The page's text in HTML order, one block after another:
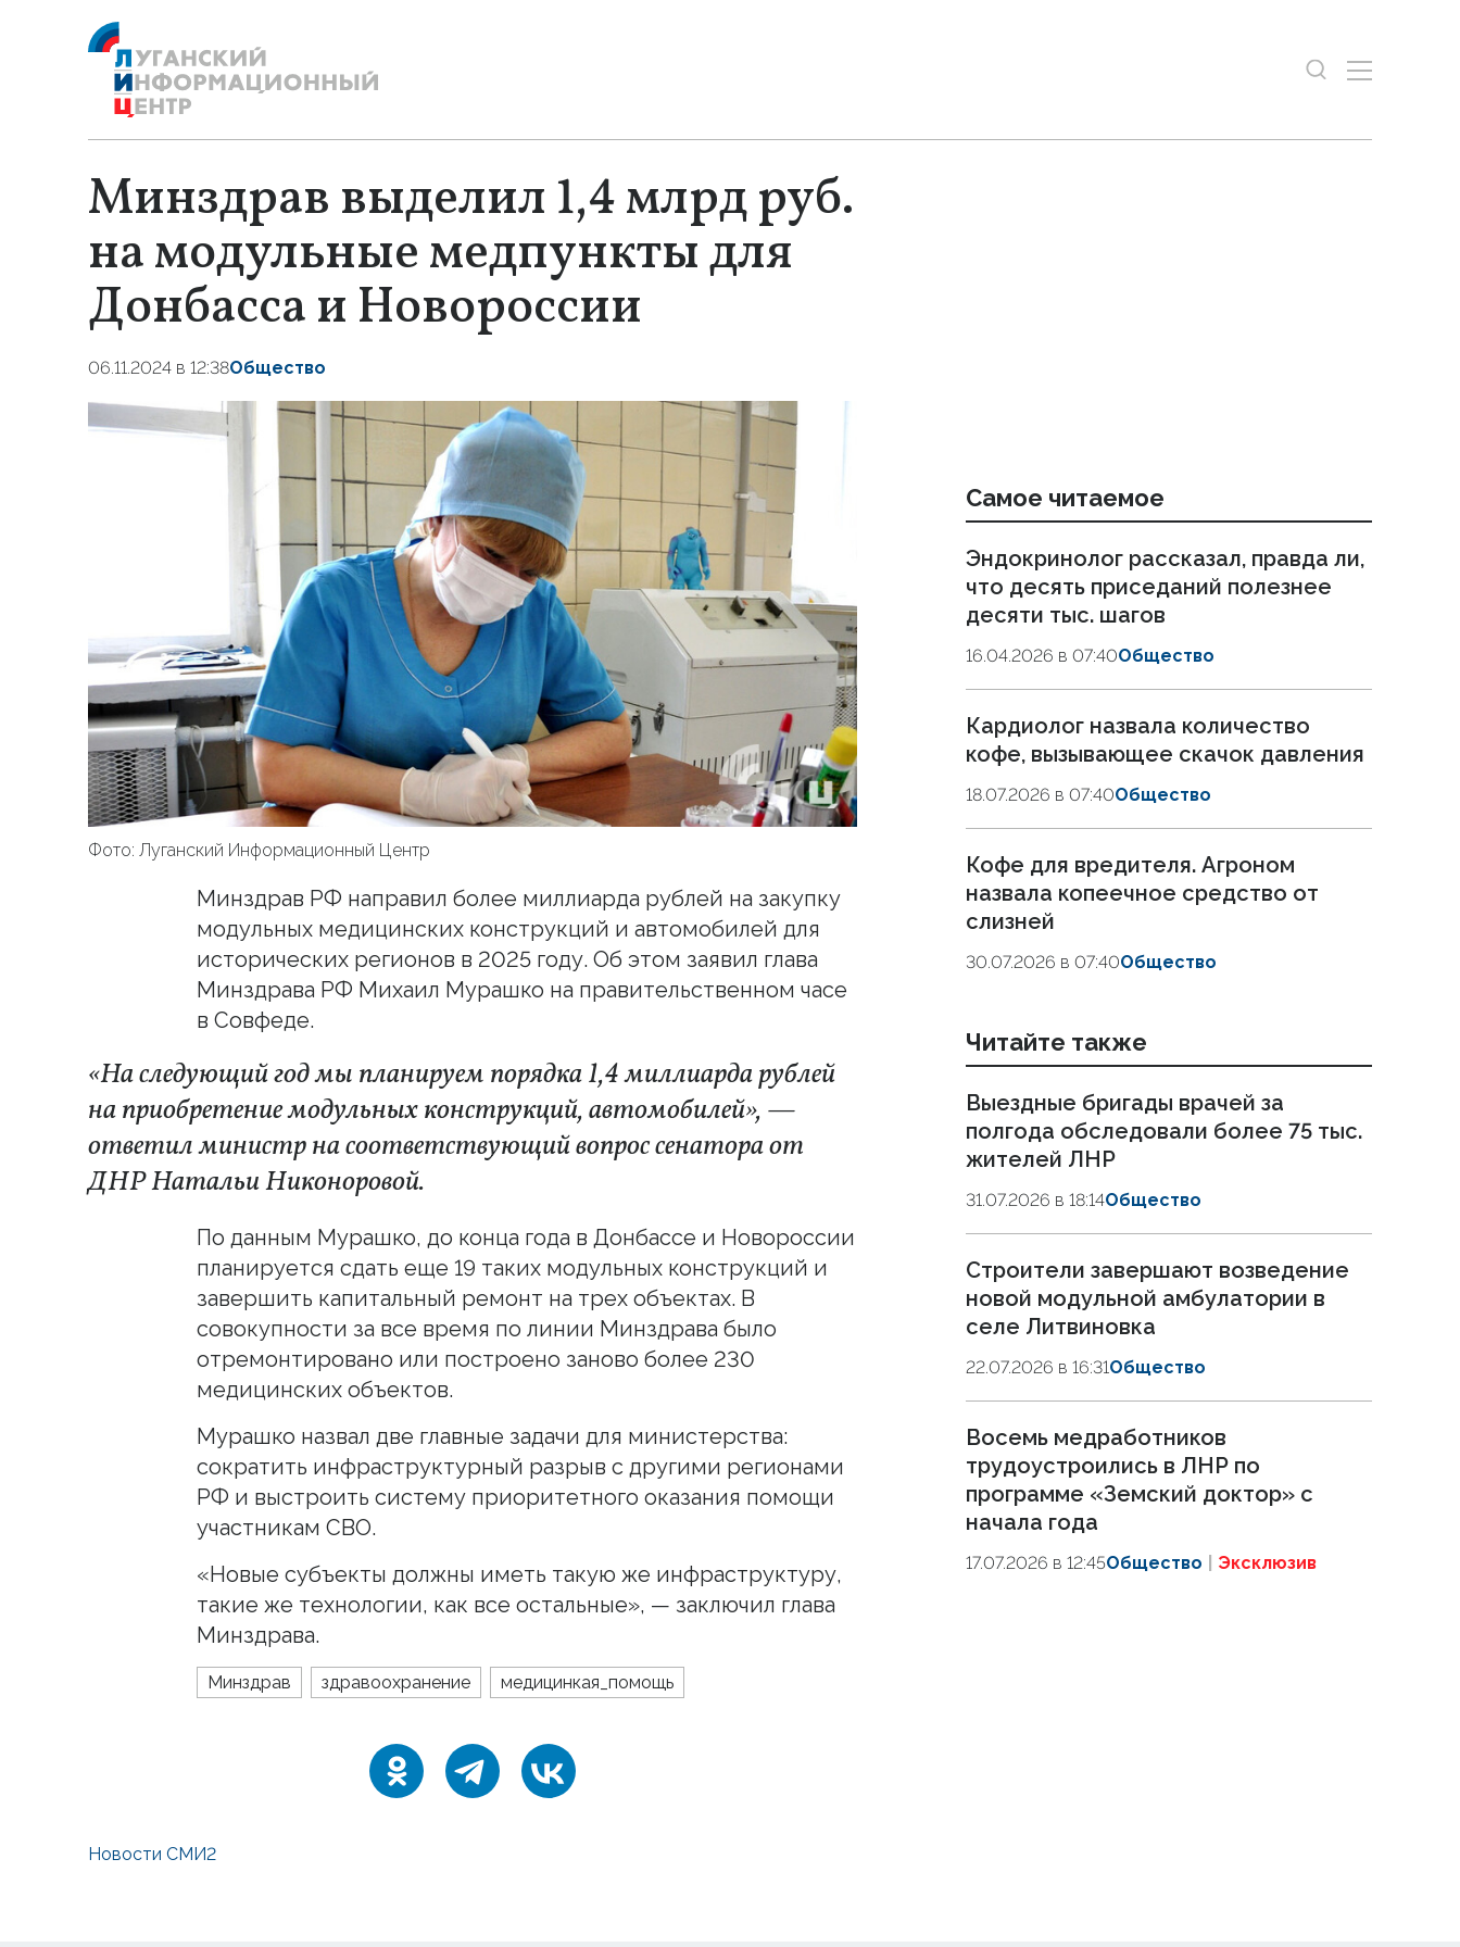
Минздрав выделил 1,4 млрд руб.
на модульные медпункты для
Донбасса и Новороссии
06.11.2024 в 12:38Общество
Фото: Луганский Информационный Центр
Минздрав РФ направил более миллиарда рублей на закупку
модульных медицинских конструкций и автомобилей для
исторических регионов в 2025 году. Об этом заявил глава
Минздрава РФ Михаил Мурашко на правительственном часе
в Совфеде.
«На следующий год мы планируем порядка 1,4 миллиарда рублей
на приобретение модульных конструкций, автомобилей», —
ответил министр на соответствующий вопрос сенатора от
ДНР Натальи Никоноровой.
По данным Мурашко, до конца года в Донбассе и Новороссии
планируется сдать еще 19 таких модульных конструкций и
завершить капитальный ремонт на трех объектах. В
совокупности за все время по линии Минздрава было
отремонтировано или построено заново более 230
медицинских объектов.
Мурашко назвал две главные задачи для министерства:
сократить инфраструктурный разрыв с другими регионами
РФ и выстроить систему приоритетного оказания помощи
участникам СВО.
«Новые субъекты должны иметь такую же инфраструктуру,
такие же технологии, как все остальные», — заключил глава
Минздрава.
Минздрав здравоохранение медицинкая_помощь
Самое читаемое
Эндокринолог рассказал, правда ли,
что десять приседаний полезнее
десяти тыс. шагов
16.04.2026 в 07:40Общество
Кардиолог назвала количество
кофе, вызывающее скачок давления
18.07.2026 в 07:40Общество
Кофе для вредителя. Агроном
назвала копеечное средство от
слизней
30.07.2026 в 07:40Общество
Читайте также
Выездные бригады врачей за
полгода обследовали более 75 тыс.
жителей ЛНР
31.07.2026 в 18:14Общество
Строители завершают возведение
новой модульной амбулатории в
селе Литвиновка
22.07.2026 в 16:31Общество
Восемь медработников
трудоустроились в ЛНР по
программе «Земский доктор» с
начала года
17.07.2026 в 12:45Общество Эксклюзив
Новости СМИ2